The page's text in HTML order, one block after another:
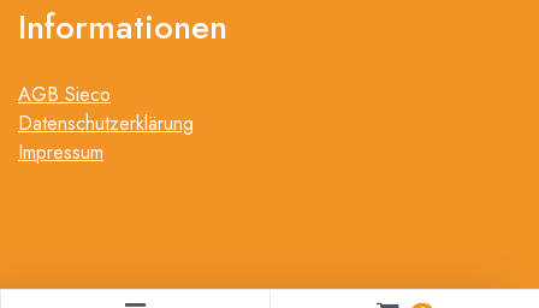
Informationen
AGB Sieco
Datenschutzerklärung
Impressum